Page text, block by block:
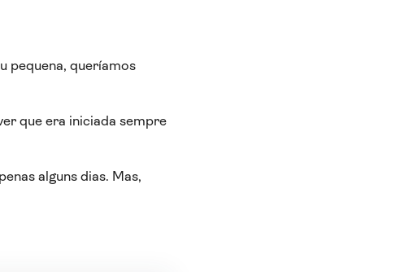
pequena, queríamos
que era iniciada sempre
alguns dias. Mas,